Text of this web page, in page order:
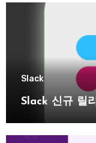
Slack
Slack 신규 릴